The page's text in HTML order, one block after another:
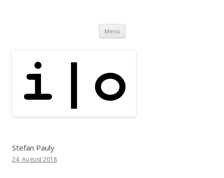
Menü Zum
springen
Stefan Pauly
24. August 2018